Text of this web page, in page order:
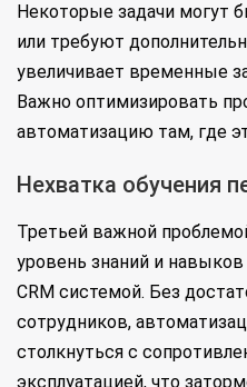
Некоторые задачи могут
или требуют
увеличивает временные
Важно оптимизировать
автоматизацию там, где
Нехватка обучения
Третьей важной
уровень знаний и навыков
CRM системой. Без
сотрудников,
столкнуться с
эксплуатацией, что